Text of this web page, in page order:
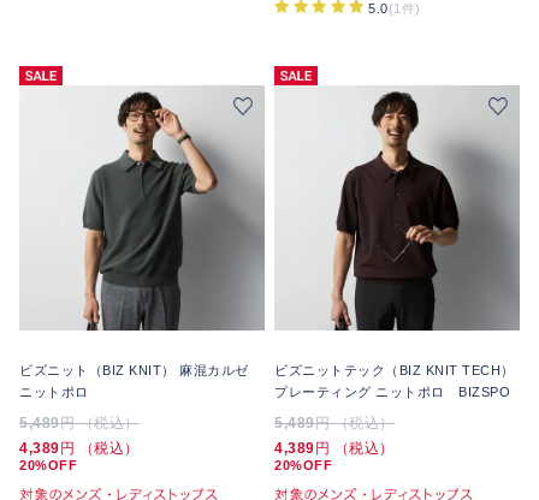
5.0(1件)
ビズニット（BIZ KNIT） 麻混カルゼ
ニットポロ
5,489円 （税込）
4,389円 （税込）
20%OFF
ビズニットテック（BIZ KNIT TECH）
プレーティング ニットポロ BIZSPO
5,489円 （税込）
4,389円 （税込）
20%OFF